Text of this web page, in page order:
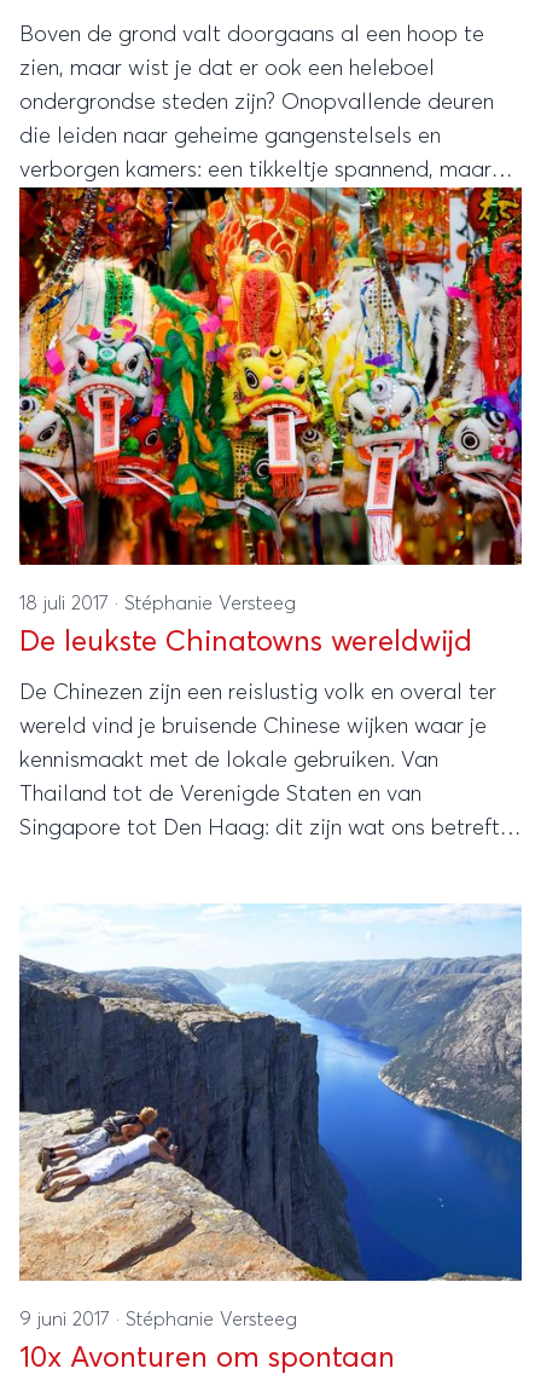
Boven de grond valt doorgaans al een hoop te
zien, maar wist je dat er ook een heleboel
ondergrondse steden zijn? Onopvallende deuren
die leiden naar geheime gangenstelsels en
verborgen kamers: een tikkeltje spannend, maar
ook reuze-interessant.
18 juli 2017 · Stéphanie Versteeg
De leukste Chinatowns wereldwijd
De Chinezen zijn een reislustig volk en overal ter
wereld vind je bruisende Chinese wijken waar je
kennismaakt met de lokale gebruiken. Van
Thailand tot de Verenigde Staten en van
Singapore tot Den Haag: dit zijn wat ons betreft
9 juni 2017 · Stéphanie Versteeg
10x Avonturen om spontaan